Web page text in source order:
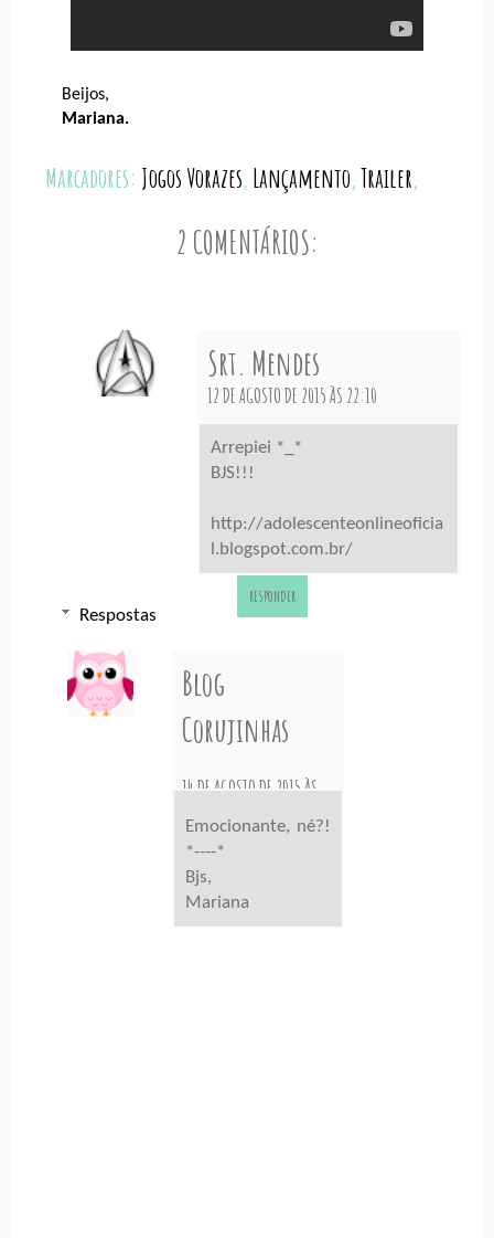
Beijos,
Mariana.
Marcadores:Jogos Vorazes, Lançamento,Trailer,
2 COMENTÁRIOS:
Srt. Mendes
12 DE AGOSTO DE 2015 ÀS 22:10
Arrepiei *_*
BJS!!!
http://adolescenteonlineoficia
l.blogspot.com.br/
RESPONDER
Respostas
Blog
Corujinhas
14 DE AGOSTO DE 2015 ÀS
Emocionante, né?!
*----*
Bjs,
Mariana